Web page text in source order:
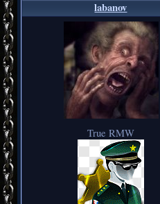
labanov
True RMW